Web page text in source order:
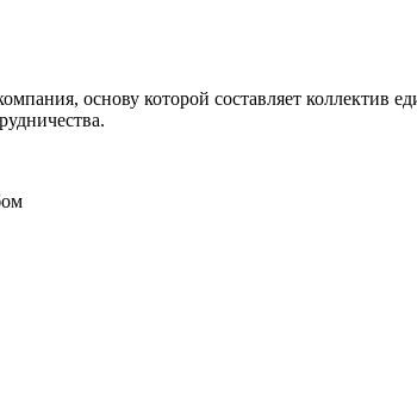
основу которой составляет коллектив